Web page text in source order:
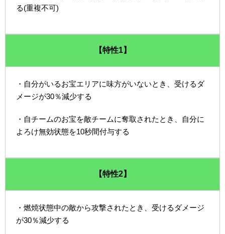
る(重複不可)
【特性1】
・自分がいるお宝エリアに味方がいないとき、受けるダ
メージが30％減少する
・自チームのお宝を敵チームに奪取されたとき、自分に
よろけ無効状態を10秒間付与する
【特性2】
・燃焼状態中の敵から攻撃されたとき、受けるダメージ
が30％減少する